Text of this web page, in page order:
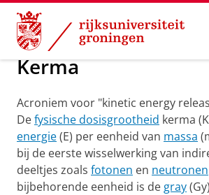
Skip
Content
Skip
Navigation
Groningen Academy
Kerma
Acroniem voor "kinetic energy
Defysische dosisgrootheid kerma
energie(E) per eenheid van massa
bij de eerste wisselwerking van
deeltjes zoals fotonen en neutronen
bijbehorende eenheid is de gray